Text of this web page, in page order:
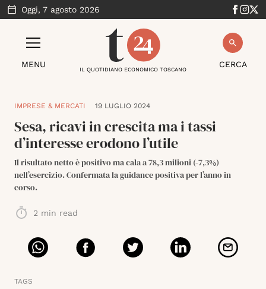
Oggi, 7 agosto 2026
MENU CERCA
IL QUOTIDIANO ECONOMICO TOSCANO
IMPRESE & MERCATI 19 LUGLIO 2024
Sesa, ricavi in crescita ma i tassi
d’interesse erodono l’utile
Il risultato netto è positivo ma cala a 78,3 milioni (-7,3%)
nell’esercizio. Confermata la guidance positiva per l’anno in
corso.
2 min read
TAGS